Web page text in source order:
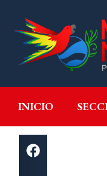
INICIO